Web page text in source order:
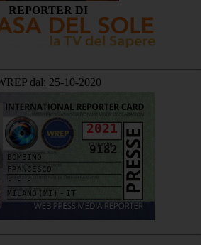
REPORTER DI
dal: 25-10-2020
2021
9182
BOMBINO
FRANCESCO
- - -
MILANO (MI) - IT